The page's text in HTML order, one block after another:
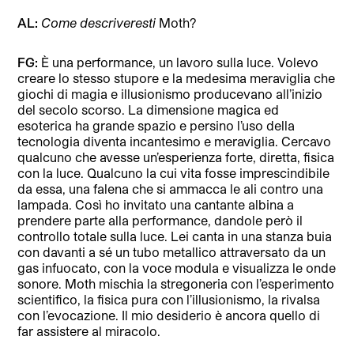
AL: Come descriveresti Moth?
FG: È una performance, un lavoro sulla luce. Volevo
creare lo stesso stupore e la medesima meraviglia che
giochi di magia e illusionismo producevano all’inizio
del secolo scorso. La dimensione magica ed
esoterica ha grande spazio e persino l’uso della
tecnologia diventa incantesimo e meraviglia. Cercavo
qualcuno che avesse un’esperienza forte, diretta, fisica
con la luce. Qualcuno la cui vita fosse imprescindibile
da essa, una falena che si ammacca le ali contro una
lampada. Così ho invitato una cantante albina a
prendere parte alla performance, dandole però il
controllo totale sulla luce. Lei canta in una stanza buia
con davanti a sé un tubo metallico attraversato da un
gas infuocato, con la voce modula e visualizza le onde
sonore. Moth mischia la stregoneria con l’esperimento
scientifico, la fisica pura con l’illusionismo, la rivalsa
con l’evocazione. Il mio desiderio è ancora quello di
far assistere al miracolo.